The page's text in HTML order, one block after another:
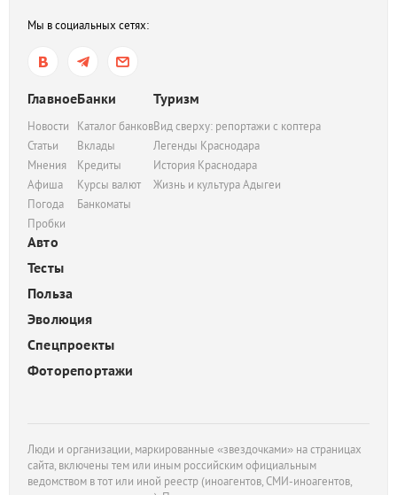
Мы в социальных сетях:
Главное
Новости
Статьи
Мнения
Афиша
Погода
Пробки
Банки
Каталог банков
Вклады
Кредиты
Курсы валют
Банкоматы
Туризм
Вид сверху: репортажи с коптера
Легенды Краснодара
История Краснодара
Жизнь и культура Адыгеи
Авто
Тесты
Польза
Эволюция
Спецпроекты
Фоторепортажи
Люди и организации, маркированные «звездочками» на страницах
сайта, включены тем или иным российским официальным
ведомством в тот или иной реестр (иноагентов, СМИ-иноагентов,